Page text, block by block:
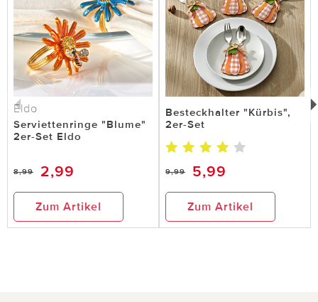
Eldo
Serviettenringe "Blume"
2er-Set Eldo
8,99 2,99
Zum Artikel
Besteckhalter "Kürbis",
2er-Set
9,99 5,99
Zum Artikel